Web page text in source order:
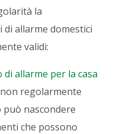
la
allarme domestici
validi:
di allarme per la casa
regolarmente
nascondere
che possono